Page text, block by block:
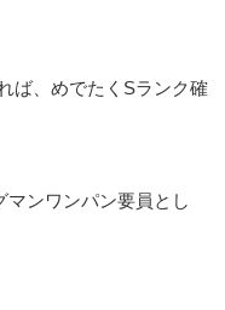
ば、めでたくSランク確
ンワンパン要員とし